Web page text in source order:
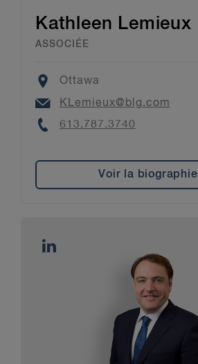
Kathleen Lemieux
ASSOCIÉE
Location
Ottawa
Email
KLemieux@blg.com
Phone
613.787.3740
Voir la biographie